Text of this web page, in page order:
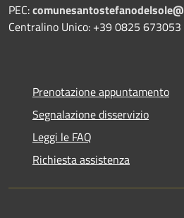
PEC:
Centralino Unico: +39 0825 673053
Prenotazione appuntamento
Segnalazione disservizio
Leggi le FAQ
Richiesta assistenza